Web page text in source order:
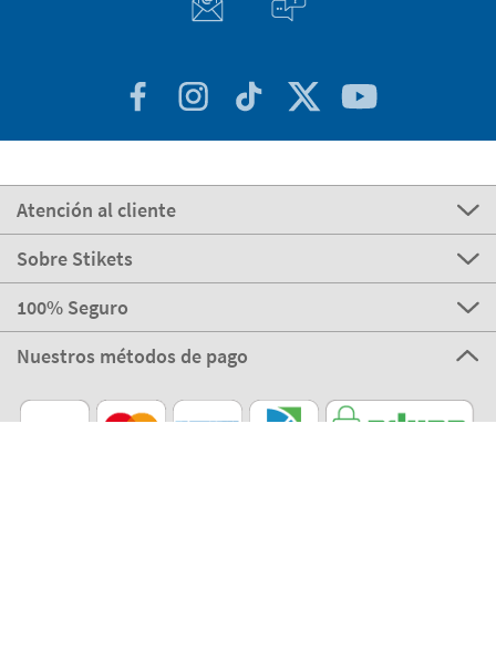
Atención al cliente
Sobre Stikets
100% Seguro
Nuestros métodos de pago